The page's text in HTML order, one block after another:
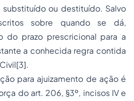
ou destituído. Salvo
sobre quando se dá,
do prazo prescricional para a
a conhecida regra contida
[3].
para ajuizamento de ação é
do art. 206, §3º, incisos IV e